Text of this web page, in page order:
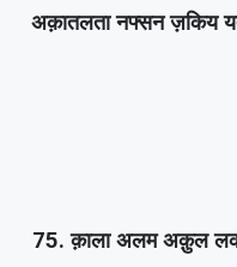
अक़ातलता नफ्सन ज़किय
75. क़ाला अलम अक़ुल